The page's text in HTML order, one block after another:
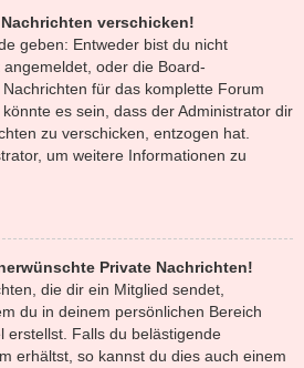
verschicken!
geben: Entweder bist du nicht
oder die Board-
für das komplette Forum
es sein, dass der Administrator dir
zu verschicken, entzogen hat.
um weitere Informationen zu
Private Nachrichten!
die dir ein Mitglied sendet,
du in deinem persönlichen Bereich
erstellst. Falls du belästigende
erhältst, so kannst du dies auch einem